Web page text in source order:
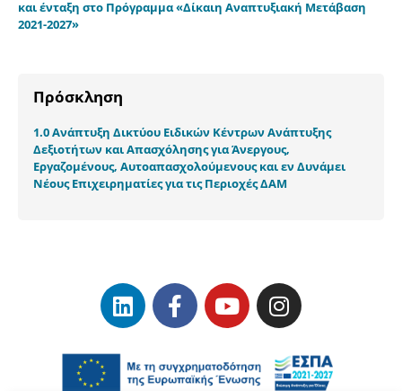
και ένταξη στο Πρόγραμμα «Δίκαιη Αναπτυξιακή Μετάβαση
2021-2027»
Πρόσκληση
1.0 Ανάπτυξη Δικτύου Ειδικών Κέντρων Ανάπτυξης
Δεξιοτήτων και Απασχόλησης για Άνεργους,
Εργαζομένους, Αυτοαπασχολούμενους και εν Δυνάμει
Νέους Επιχειρηματίες για τις Περιοχές ΔΑΜ